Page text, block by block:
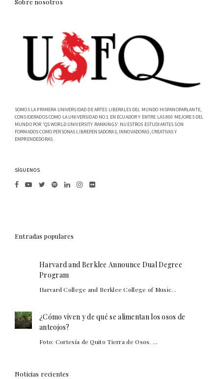
Sobre nosotros
SOMOS LA PRIMERA UNIVERSIDAD DE ARTES LIBERALES DEL MUNDO HISPANOPARLANTE,
CONSIDERADOS COMO LA UNIVERSIDAD NO.1 EN ECUADOR Y ENTRE LAS 800 MEJORES DEL
MUNDO POR 'QS WORLD UNIVERSITY RANKINGS'. NUESTROS ESTUDIANTES SON
FORMADOS COMO PERSONAS LIBREPENSADORAS, INNOVADORAS, CREATIVAS Y
EMPRENDEDORAS.
SÍGUENOS
Entradas populares
Harvard and Berklee Announce Dual Degree
Program
Harvard College and Berklee College of Music...
¿Cómo viven y de qué se alimentan los osos de
anteojos?
Foto: Cortesía de Quito Tierra de Osos. ...
Noticias recientes